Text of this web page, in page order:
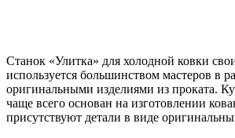
Станок «Улитка» для холодной ковки
используется большинством мастеров в
оригинальными изделиями из проката.
чаще всего основан на изготовлении
присутствуют детали в виде